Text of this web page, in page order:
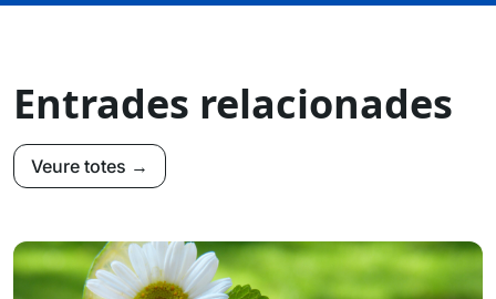
Entrades relacionades
Veure totes →